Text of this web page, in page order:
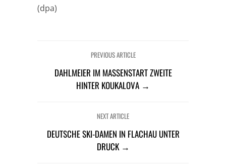
(dpa)
PREVIOUS ARTICLE
DAHLMEIER IM MASSENSTART ZWEITE
HINTER KOUKALOVA →
NEXT ARTICLE
DEUTSCHE SKI-DAMEN IN FLACHAU UNTER
DRUCK →